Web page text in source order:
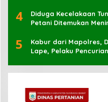
4
Diduga Kecelakaan
Petani Ditemukan
5
Kabur dari Mapolres,
Lape, Pelaku